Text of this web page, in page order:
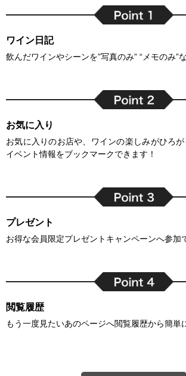
ワイン日記
飲んだワインやシーンを”写真のみ” “メモのみ”
お気に入り
お気に入りのお店や、ワインの楽しみがひろ
イベント情報をブックマークできます！
プレゼント
お得な会員限定プレゼントキャンペーンへ参加
閲覧履歴
もう一度見たいあのページへ閲覧履歴から簡単